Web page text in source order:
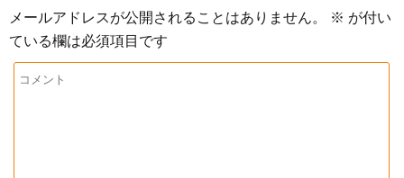
メールアドレスが公開されることはありません。 ※ が付い
ている欄は必須項目です